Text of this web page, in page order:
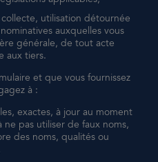
utilisation détournée
auxquelles vous
générale, de tout acte
aux tiers.
et que vous fournissez
à :
exactes, à jour au moment
pas utiliser de faux noms,
des noms, qualités ou